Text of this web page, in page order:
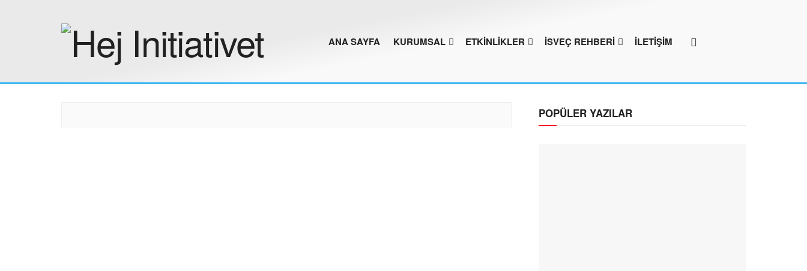
ANA SAYFA KURUMSAL ETKİNLİKLER İSVEÇ REHBERİ İLETİŞİM
POPÜLER YAZILAR